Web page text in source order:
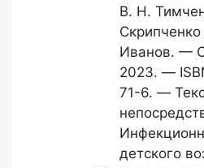
В. Н.
Иванов. —
2023. —
71-6. —
детского